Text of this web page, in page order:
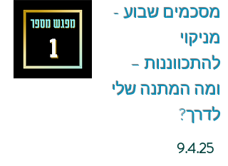
מסכמים שבוע -
מניקוי
להתכווננות –
ומה המתנה שלי
לדרך?
9.4.25